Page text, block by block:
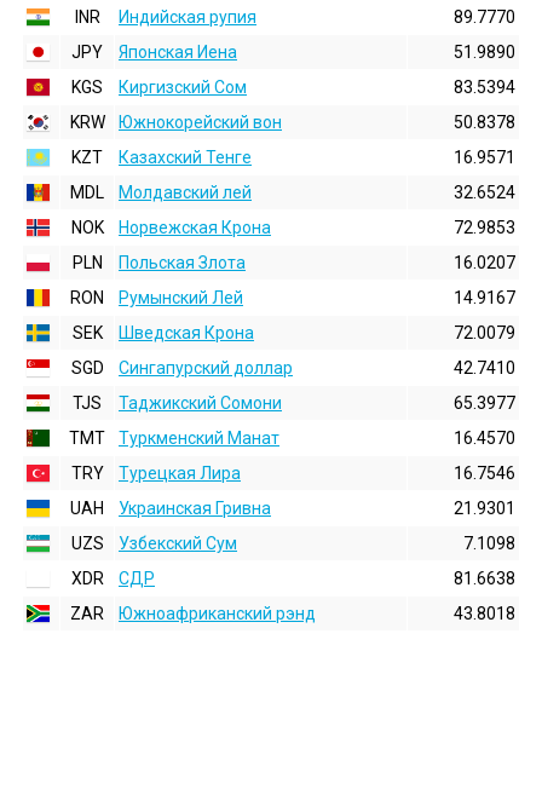
INR
Индийская pупия
89.7770
JPY
Японская Иена
51.9890
KGS
Киргизский Сом
83.5394
KRW
Южнокорейский вон
50.8378
KZT
Казахский Тенге
16.9571
MDL
Молдавский лей
32.6524
NOK
Норвежская Крона
72.9853
PLN
Польская Злота
16.0207
RON
Румынский Лей
14.9167
SEK
Шведская Крона
72.0079
SGD
Сингапурский доллар
42.7410
TJS
Таджикский Сомони
65.3977
TMT
Туркменский Манат
16.4570
TRY
Турецкая Лира
16.7546
UAH
Украинская Гривна
21.9301
UZS
Узбекский Сум
7.1098
XDR
СДР
81.6638
ZAR
Южноафриканский рэнд 43.8018